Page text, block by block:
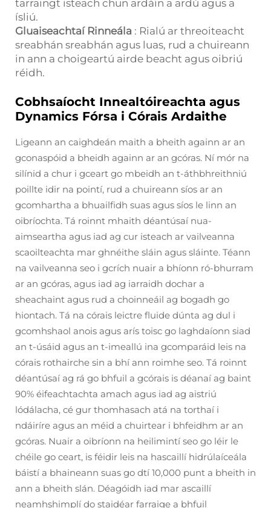
tarraingt isteach chun ardáin a ardú agus a
ísliú.
Gluaiseachtaí Rinneála : Rialú ar threoiteacht
sreabhán sreabhán agus luas, rud a chuireann
in ann a choigeartú airde beacht agus oibriú
réidh.
Cobhsaíocht Innealtóireachta agus
Dynamics Fórsa i Córais Ardaithe
Ligeann an caighdeán maith a bheith againn ar an
gconaspóid a bheidh againn ar an gcóras. Ní mór na
silínid a chur i gceart go mbeidh an t-áthbhreithniú
poillte idir na pointí, rud a chuireann síos ar an
gcomhartha a bhuailfidh suas agus síos le linn an
oibríochta. Tá roinnt mhaith déantúsaí nua-
aimseartha agus iad ag cur isteach ar vailveanna
scaoilteachta mar ghnéithe sláin agus sláinte. Téann
na vailveanna seo i gcrích nuair a bhíonn ró-bhurram
ar an gcóras, agus iad ag iarraidh dochar a
sheachaint agus rud a choinneáil ag bogadh go
hiontach. Tá na córais leictre fluide dúnta ag dul i
gcomhshaol anois agus arís toisc go laghdaíonn siad
an t-úsáid agus an t-imeallú ina gcomparáid leis na
córais rothairche sin a bhí ann roimhe seo. Tá roinnt
déantúsaí ag rá go bhfuil a gcórais is déanaí ag baint
90% éifeachtachta amach agus iad ag aistriú
lódálacha, cé gur thomhasach atá na torthaí i
ndáiríre agus an méid a chuirtear i bhfeidhm ar an
gcóras. Nuair a oibríonn na heilimintí seo go léir le
chéile go ceart, is féidir leis na hascaillí hidrúlaíceála
báistí a bhaineann suas go dtí 10,000 punt a bheith in
ann a bheith slán. Déagóidh iad mar ascaillí
neamhshimplí do staidéar farraige a bhfuil